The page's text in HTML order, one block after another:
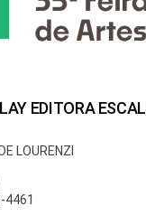
EDITORA
LOURENZI
4461